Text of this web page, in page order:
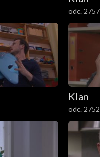
odc. 2757
Klan
odc. 2752